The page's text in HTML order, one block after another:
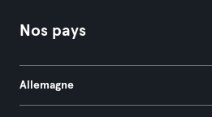
Nos pays
Allemagne